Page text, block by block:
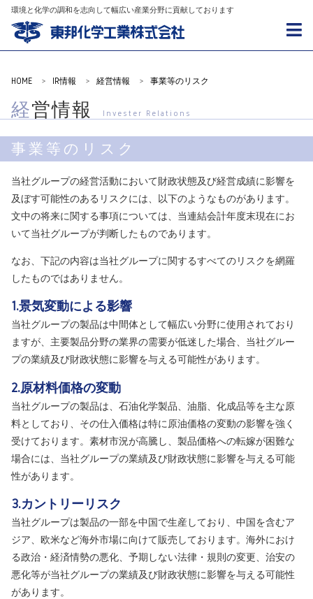
環境と化学の調和を志向して幅広い産業分野に貢献しております
HOME > IR情報 > 経営情報 > 事業等のリスク
経営情報 Invester Relations
事業等のリスク
当社グループの経営活動において財政状態及び経営成績に影響を
及ぼす可能性のあるリスクには、以下のようなものがあります。
文中の将来に関する事項については、当連結会計年度末現在にお
いて当社グループが判断したものであります。
なお、下記の内容は当社グループに関するすべてのリスクを網羅
したものではありません。
1.景気変動による影響
当社グループの製品は中間体として幅広い分野に使用されており
ますが、主要製品分野の業界の需要が低迷した場合、当社グルー
プの業績及び財政状態に影響を与える可能性があります。
2.原材料価格の変動
当社グループの製品は、石油化学製品、油脂、化成品等を主な原
料としており、その仕入価格は特に原油価格の変動の影響を強く
受けております。素材市況が高騰し、製品価格への転嫁が困難な
場合には、当社グループの業績及び財政状態に影響を与える可能
性があります。
3.カントリーリスク
当社グループは製品の一部を中国で生産しており、中国を含むア
ジア、欧米など海外市場に向けて販売しております。海外におけ
る政治・経済情勢の悪化、予期しない法律・規則の変更、治安の
悪化等が当社グループの業績及び財政状態に影響を与える可能性
があります。